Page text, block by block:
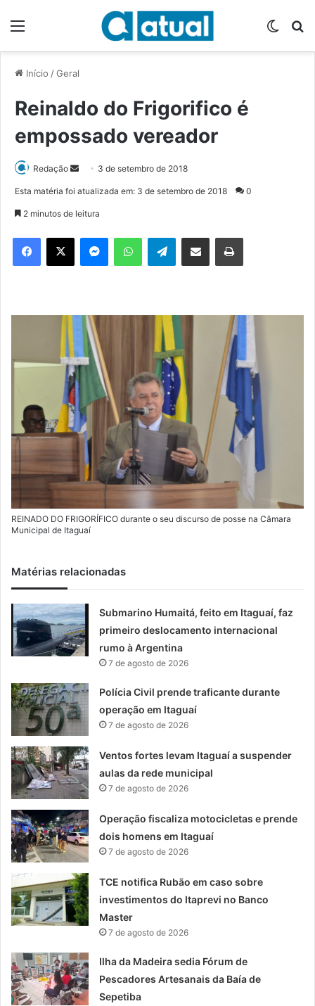
Início /Geral
Reinaldo do Frigorifico é
empossado vereador
Redação
d
e
m
m
a
l
3 de setembro de 2018
Esta matéria foi atualizada em: 3 de setembro de 2018 0
2 minutos de leitura
Telegram
REINADO DO FRIGORÍFICO durante o seu discurso de posse na Câmara
Municipal de Itaguaí
Matérias relacionadas
Submarino Humaitá, feito em Itaguaí, faz
primeiro deslocamento internacional
rumo à Argentina
7 de agosto de 2026
Polícia Civil prende traficante durante
operação em Itaguaí
7 de agosto de 2026
Ventos fortes levam Itaguaí a suspender
aulas da rede municipal
7 de agosto de 2026
Operação fiscaliza motocicletas e prende
dois homens em Itaguaí
7 de agosto de 2026
TCE notifica Rubão em caso sobre
investimentos do Itaprevi no Banco
Master
7 de agosto de 2026
Ilha da Madeira sedia Fórum de
Pescadores Artesanais da Baía de
Sepetiba